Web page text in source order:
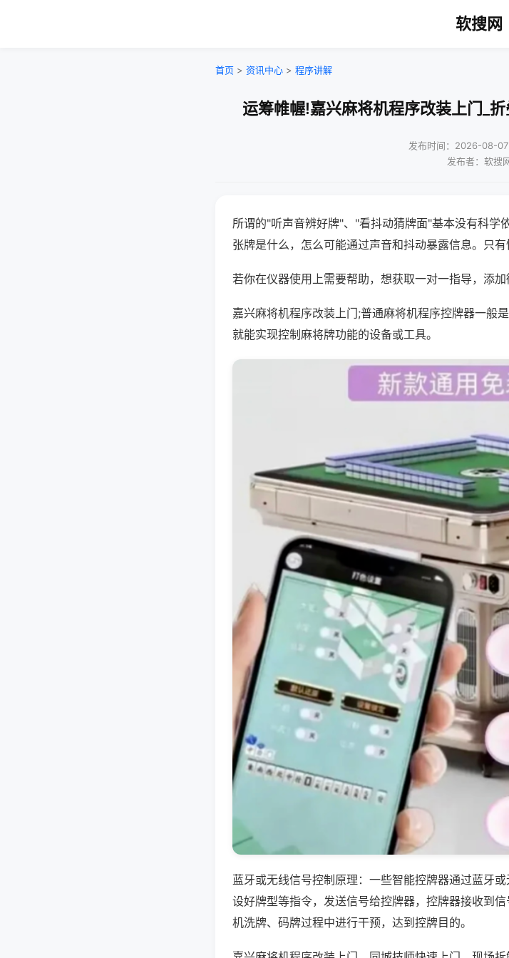
软搜网
首页 > 资讯中心 > 程序讲解
运筹帷幄!嘉兴麻将机程序改装上门_
发布时间：2026-08-07
发布者：软搜
所谓的"听声音辨好牌"、"看抖动猜牌面"基本没有科学
张牌是什么，怎么可能通过声音和抖动暴露信息。只有
若你在仪器使用上需要帮助，想获取一对一指导，添
嘉兴麻将机程序改装上门;普通麻将机程序控牌器一般
就能实现控制麻将牌功能的设备或工具。
蓝牙或无线信号控制原理：一些智能控牌器通过蓝牙
设好牌型等指令，发送信号给控牌器，控牌器接收到
机洗牌、码牌过程中进行干预，达到控牌目的。